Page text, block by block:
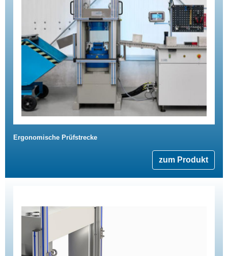
Ergonomische Prüfstrecke
zum Produkt